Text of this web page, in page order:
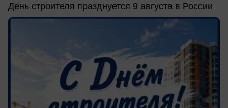
День строителя празднуется 9 августа в России